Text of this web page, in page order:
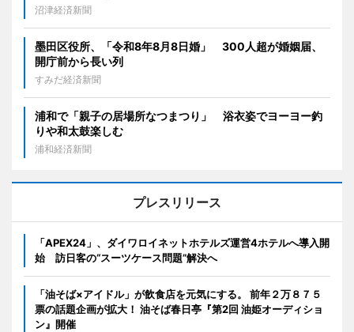
沼津経済新聞
墨田区役所、「令和8年8月8日婚」 300人超が婚姻届、
開庁前から長い列
すみだ経済新聞
浦和で「親子の居場所なつまつり」 浴衣姿でヨーヨー釣
りや和太鼓楽しむ
浦和経済新聞
プレスリリース
「APEX24」、ダイワロイネットホテルズ運営4ホテルへ導入開
始 訪日客の“スーツケース問題”解決へ
「油そば×アイドル」が飲食店を元気にする。 前年２万８７５
票の話題企画が拡大！ 油そば春日亭『第2回 油姫オーディショ
ン』開催